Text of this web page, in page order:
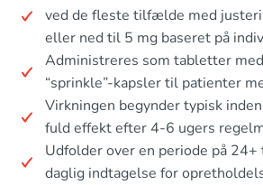
ved de fleste tilfælde med
eller ned til 5 mg baseret på
Administreres som tabletter
“sprinkle”-kapsler til patienter
Virkningen begynder typisk
fuld effekt efter 4-6 ugers
Udfolder over en periode på
daglig indtagelse for